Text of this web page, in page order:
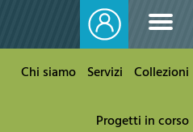
Chi siamo Servizi Collezioni
Progetti in corso